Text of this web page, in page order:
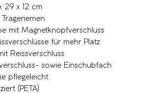
29 x 12 cm
mit Magnetknopfverschluss
für mehr Platz
Reissverschluss
sowie Einschubfach
pflegeleicht
(PETA)